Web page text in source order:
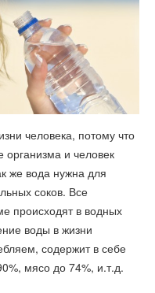
человека, потому что
организма и человек
же вода нужна для
соков. Все
происходят в водных
воды в жизни
содержит в себе
мясо до 74%, и.т.д.